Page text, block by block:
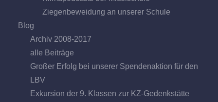
Ziegenbeweidung an unserer Schule
Blog
Archiv 2008-2017
alle Beiträge
Großer Erfolg bei unserer Spendenaktion für den
LBV
Exkursion der 9. Klassen zur KZ-Gedenkstätte